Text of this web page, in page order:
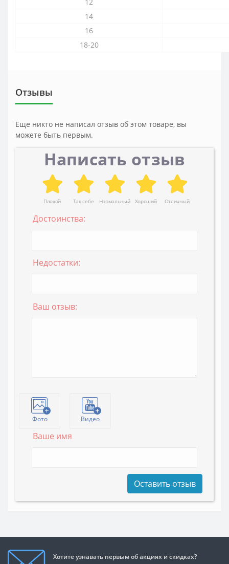
14
16
18-20
Отзывы
Еще никто не написал отзыв об этом товаре, вы
можете быть первым.
Написать отзыв
Плохой Так себе Нормальный Хороший Отличный
Достоинства:
Недостатки:
Ваш отзыв:
Фото Видео
Ваше имя
Оставить отзыв
Хотите узнавать первым об акциях и скидках?